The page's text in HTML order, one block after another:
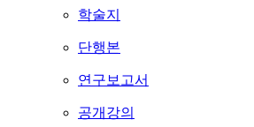
학술지
단행본
연구보고서
공개강의